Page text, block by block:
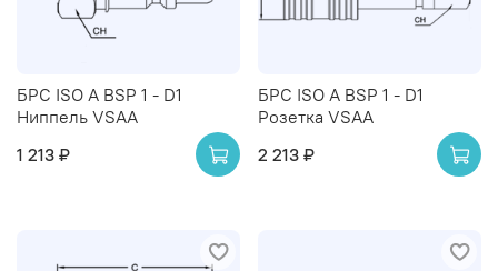
БРС ISO A BSP 1 - D1
Ниппель VSAA
1 213 ₽
БРС ISO A BSP 1 - D1
Розетка VSAA
2 213 ₽